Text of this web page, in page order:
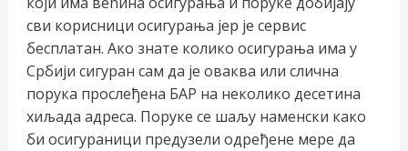
сви корисници осигурања јер је сервис
бесплатан. Ако знате колико осигурања има у
Србији сигуран сам да је оваква или слична
порука прослеђена БАР на неколико десетина
хиљада адреса. Поруке се шаљу наменски како
би осигураници предузели одређене мере да